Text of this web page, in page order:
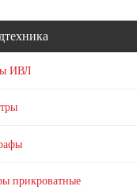
ИВЛ
прикроватные